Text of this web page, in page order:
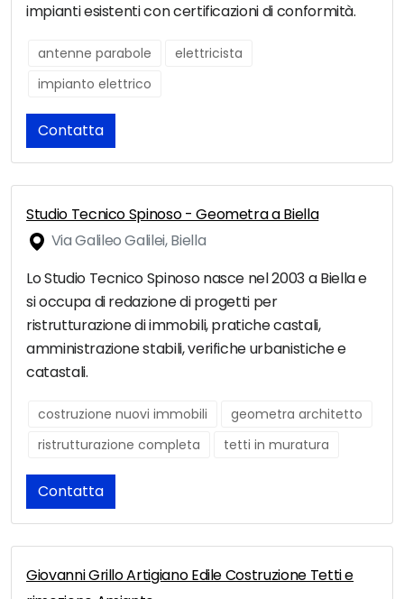
impianti esistenti con certificazioni di conformità.
antenne parabole
elettricista
impianto elettrico
Contatta
Studio Tecnico Spinoso - Geometra a Biella
Via Galileo Galilei, Biella
Lo Studio Tecnico Spinoso nasce nel 2003 a Biella e
si occupa di redazione di progetti per
ristrutturazione di immobili, pratiche castali,
amministrazione stabili, verifiche urbanistiche e
catastali.
costruzione nuovi immobili
geometra architetto
ristrutturazione completa
tetti in muratura
Contatta
Giovanni Grillo Artigiano Edile Costruzione Tetti e